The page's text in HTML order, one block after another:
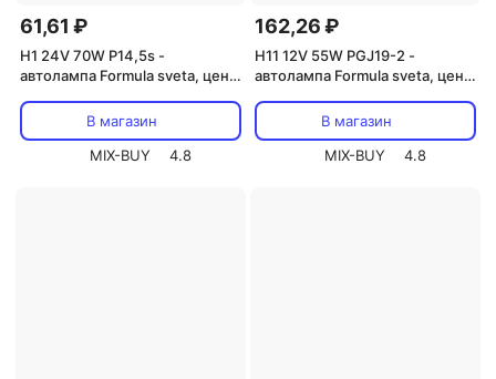
61,61 ₽
H1 24V 70W P14,5s -
автолампа Formula sveta, цена
В магазин
MIX-BUY
4.8
162,26 ₽
H11 12V 55W PGJ19-2 -
автолампа Formula sveta, цена
В магазин
MIX-BUY
4.8